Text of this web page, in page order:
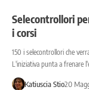
Selecontrollori
i corsi
150 i selecontrollori che
L'iniziativa punta a frenare
Katiuscia Stio20